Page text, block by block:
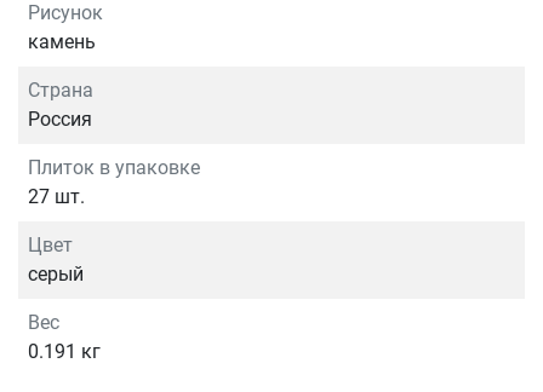
Рисунок
камень
Страна
Россия
Плиток в упаковке
27 шт.
Цвет
серый
Вес
0.191 кг